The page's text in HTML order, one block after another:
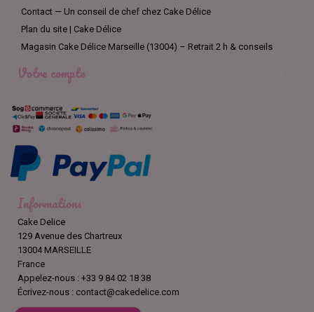
Contact — Un conseil de chef chez Cake Délice
Plan du site | Cake Délice
Magasin Cake Délice Marseille (13004) – Retrait 2 h & conseils
Votre compte
Informations
Cake Delice
129 Avenue des Chartreux
13004 MARSEILLE
France
Appelez-nous : +33 9 84 02 18 38
Écrivez-nous : contact@cakedelice.com